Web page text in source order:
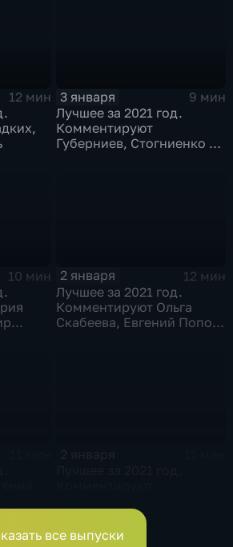
12 мин
3 января
9 мин
Лучшее за 2021 год.
Комментируют
Губерниев, Стогниенко и
10 мин
2 января
12 мин
Лучшее за 2021 год.
Комментируют Ольга
Скабеева, Евгений Попов
все выпуски